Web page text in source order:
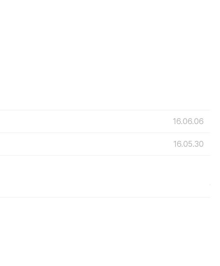
16.06.06
16.05.30